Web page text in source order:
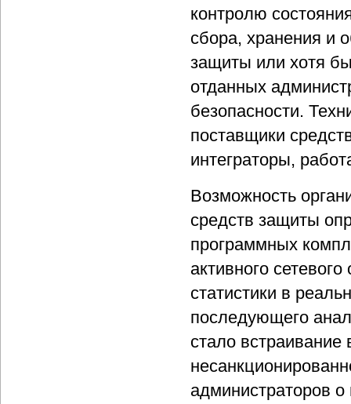
контролю
сбора, хранения и
защиты или хотя
отданных
безопасности.
поставщики
интеграторы,
Возможность
средств защиты
программных
активного
статистики в
последующего
стало
администраторов